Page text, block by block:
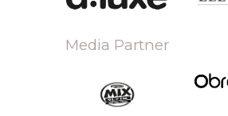
Media Partner